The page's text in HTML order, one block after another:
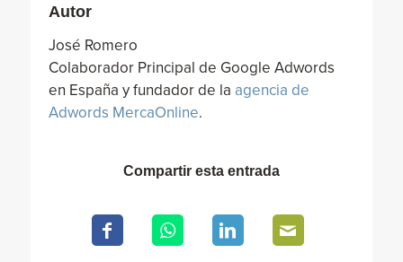
Autor
José Romero
Colaborador Principal de Google Adwords
en España y fundador de la agencia de
Adwords MercaOnline.
Compartir esta entrada